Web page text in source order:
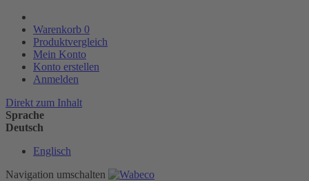
Warenkorb 0
Produktvergleich
Mein Konto
Konto erstellen
Anmelden
Direkt zum Inhalt
Sprache
Deutsch
Englisch
Navigation umschalten